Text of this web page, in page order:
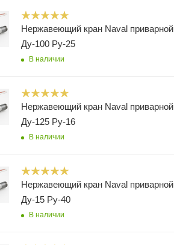
Нержавеющий кран Naval приварной
Ду-100 Ру-25
В наличии
Нержавеющий кран Naval приварной
Ду-125 Ру-16
В наличии
Нержавеющий кран Naval приварной
Ду-15 Ру-40
В наличии